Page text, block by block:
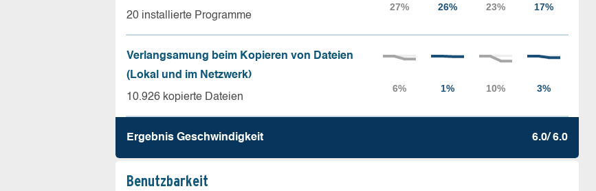
20 installierte Programme
Verlangsamung beim Kopieren von Dateien
(Lokal und im Netzwerk)
10.926 kopierte Dateien
Ergebnis Geschw­indigkeit 6.0/ 6.0
Benutz­barkeit